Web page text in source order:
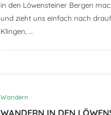
in den Löwensteiner Bergen
und zieht uns einfach nach
Klingen, …
Wandern